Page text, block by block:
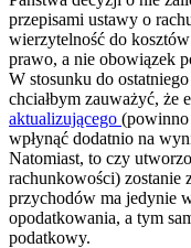
przepisami ustawy o
wierzytelność do
prawo, a nie obowiązek
W stosunku do
chciałbym zauważyć, że
aktualizującego (powinno
wpłynąć dodatnio na
Natomiast, to czy
rachunkowości) zostanie
przychodów ma jedynie
opodatkowania, a tym
podatkowy.